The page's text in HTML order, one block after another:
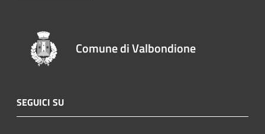
Comune di Valbondione
SEGUICI SU